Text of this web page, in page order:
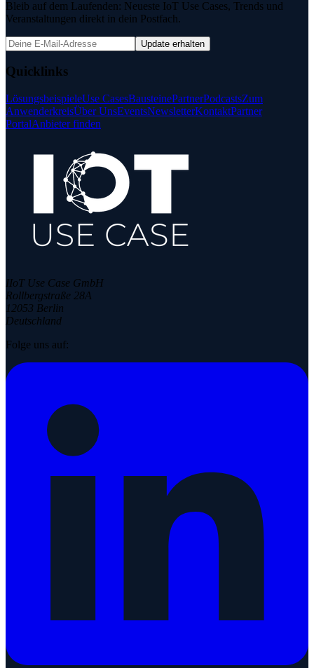
Bleib auf dem Laufenden: Neueste IoT Use Cases, Trends und
Veranstaltungen direkt in dein Postfach.
Update erhalten
Quicklinks
LösungsbeispieleUse CasesBausteinePartnerPodcastsZum
AnwenderkreisÜber UnsEventsNewsletterKontaktPartner
PortalAnbieter finden
IIoT Use Case GmbH
Rollbergstraße 28A
12053 Berlin
Deutschland
Folge uns auf: